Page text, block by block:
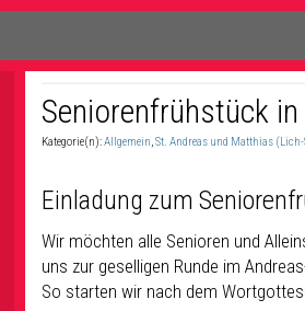
Seniorenfrühstück
Kategorie(n):Allgemein,St. Andreas und Matthias
Einladung zum
Wir möchten alle Senioren und
uns zur geselligen Runde im
So starten wir nach dem